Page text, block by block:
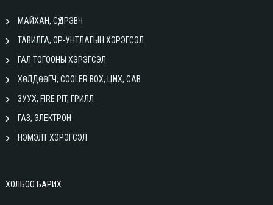
МАЙХАН, СҮҮДРЭВЧ
ТАВИЛГА, ОР-УНТЛАГЫН ХЭРЭГСЭЛ
ГАЛ ТОГООНЫ ХЭРЭГСЭЛ
ХӨЛДӨӨГЧ, COOLER BOX, ЦҮНХ, САВ
ЗУУХ, FIRE PIT, ГРИЛЛ
ГАЗ, ЭЛЕКТРОН
НЭМЭЛТ ХЭРЭГСЭЛ
ХОЛБОО БАРИХ